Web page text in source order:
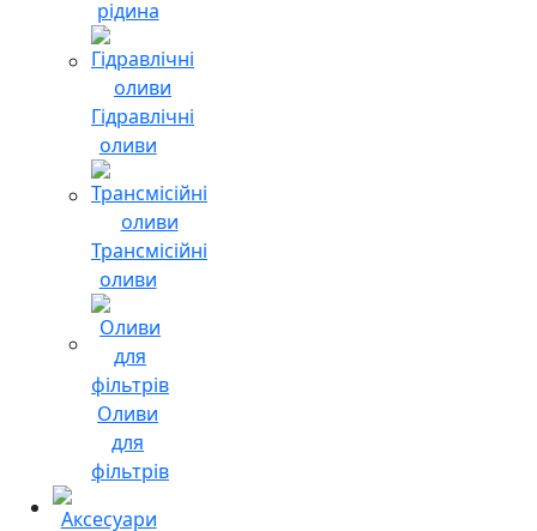
рідина
Гідравлічні
оливи
Трансмісійні
оливи
Оливи
для
фільтрів